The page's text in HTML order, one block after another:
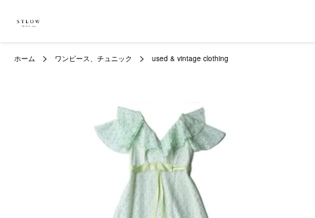
ホーム ワンピース、チュニック used & vintage clothing